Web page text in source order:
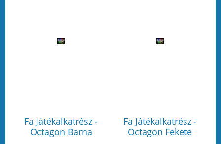
Fa Játékalkatrész -
Octagon Barna
Fa Játékalkatrész -
Octagon Fekete